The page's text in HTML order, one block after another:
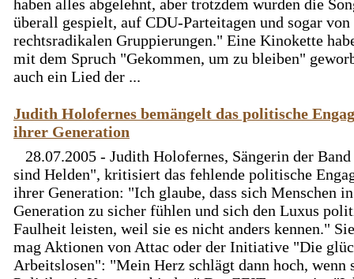
haben alles abgelehnt, aber trotzdem wurden die
überall gespielt, auf CDU-Parteitagen und sogar von
rechtsradikalen Gruppierungen." Eine Kinokette
mit dem Spruch "Gekommen, um zu bleiben"
auch ein Lied der ...
Judith Holofernes bemängelt das politische
ihrer Generation
28.07.2005 - Judith Holofernes, Sängerin der
sind Helden", kritisiert das fehlende politische
ihrer Generation: "Ich glaube, dass sich Menschen
Generation zu sicher fühlen und sich den Luxus
Faulheit leisten, weil sie es nicht anders kennen."
mag Aktionen von Attac oder der Initiative "Die
Arbeitslosen": "Mein Herz schlägt dann hoch, wenn